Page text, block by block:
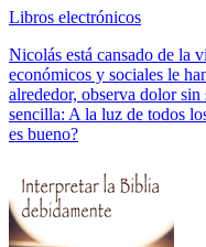
Libros electrónicos
Nicolás está cansado de la
económicos y sociales le
alrededor, observa dolor
sencilla: A la luz de todos
es bueno?